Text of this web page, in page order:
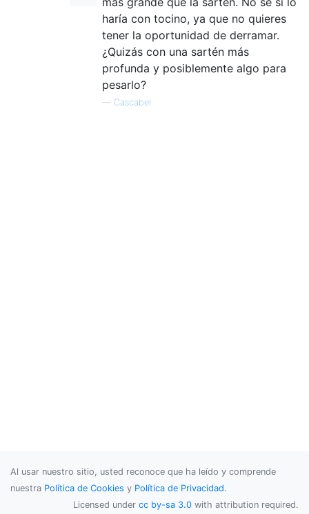
haría con tocino, ya que no quieres
tener la oportunidad de derramar.
¿Quizás con una sartén más
profunda y posiblemente algo para
pesarlo?
— Cascabel
Al usar nuestro sitio, usted reconoce que ha leído y comprende
nuestra Política de Cookies y Política de Privacidad.
Licensed under cc by-sa 3.0 with attribution required.